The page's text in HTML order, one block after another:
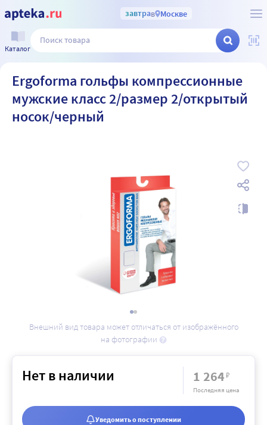
завтрав Москве
Каталог
Ergoforma гольфы компрессионные
мужские класс 2/размер 2/открытый
носок/черный
Внешний вид товара может отличаться от изображённого
на фотографии
Нет в наличии 1 264₽
Последняя цена
Уведомить о поступлении